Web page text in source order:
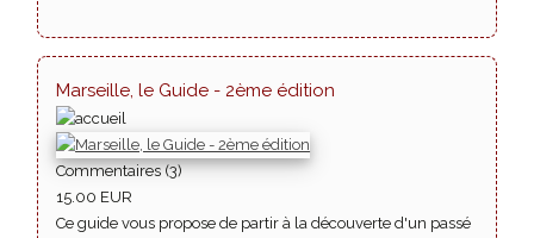
Marseille, le Guide - 2ème édition
Commentaires (3)
15.00 EUR
Ce guide vous propose de partir à la découverte d'un passé